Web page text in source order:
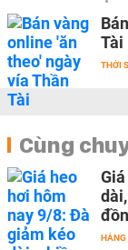
Tài
THỜI
Cùng
HÀNG